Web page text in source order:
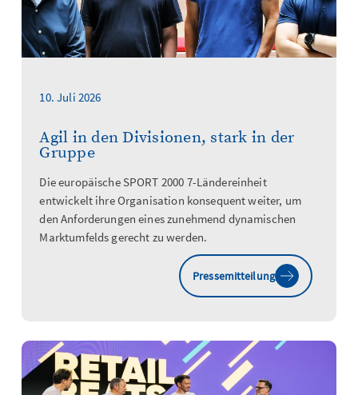
10. Juli 2026
Agil in den Divisionen, stark in der
Gruppe
Die europäische SPORT 2000 7-Ländereinheit
entwickelt ihre Organisation konsequent weiter, um
den Anforderungen eines zunehmend dynamischen
Marktumfelds gerecht zu werden.
Pressemitteilung